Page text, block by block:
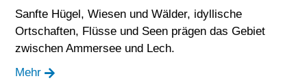
Sanfte Hügel, Wiesen und Wälder, idyllische
Ortschaften, Flüsse und Seen prägen das Gebiet
zwischen Ammersee und Lech.
Mehr